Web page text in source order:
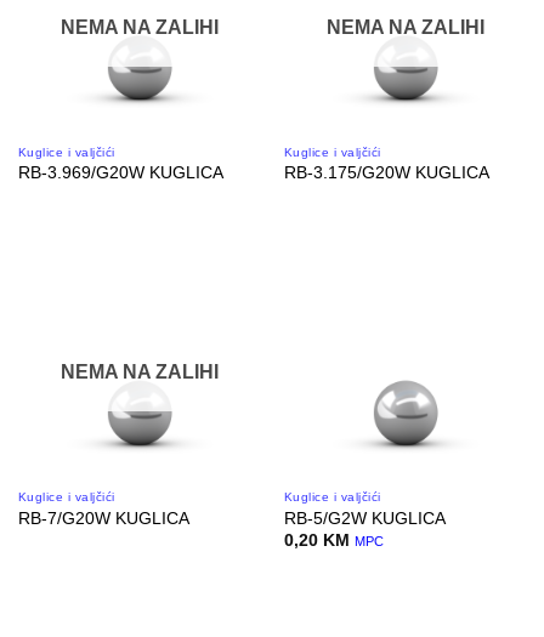
NEMA NA ZALIHI
Kuglice i valjčići
RB-3.969/G20W KUGLICA
NEMA NA ZALIHI
Kuglice i valjčići
RB-3.175/G20W KUGLICA
NEMA NA ZALIHI
Kuglice i valjčići
RB-7/G20W KUGLICA
Kuglice i valjčići
RB-5/G2W KUGLICA
0,20 KM MPC